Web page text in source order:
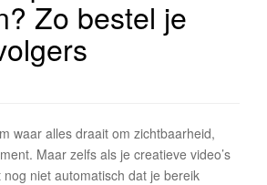
Zo bestel je
waar alles draait om zichtbaarheid,
Maar zelfs als je creatieve video’s
niet automatisch dat je bereik